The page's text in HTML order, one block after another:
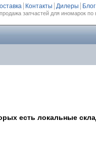
Контакты Дилеры Блог
запчастей для иномарок по
есть локальные